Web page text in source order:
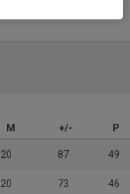
M +/- P
20 87 49
20 73 46